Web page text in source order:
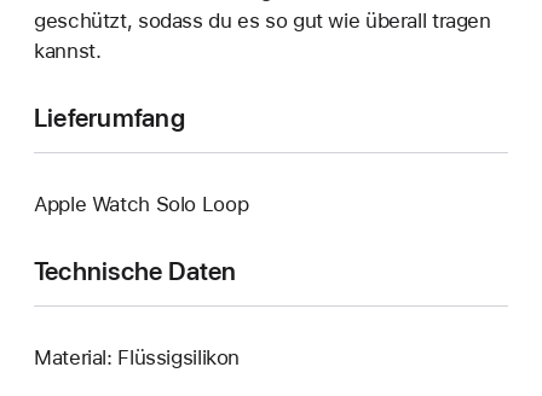
geschützt, sodass du es so gut wie überall tragen
kannst.
Lieferumfang
Apple Watch Solo Loop
Technische Daten
Material: Flüssigsilikon